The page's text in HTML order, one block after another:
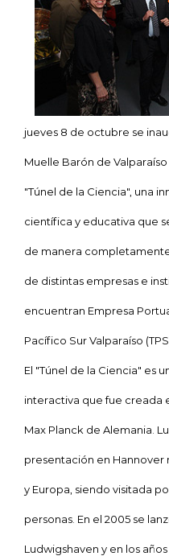
jueves 8 de octubre se
Muelle Barón de
"Túnel de la Ciencia", una
científica y educativa que
de manera
de distintas empresas e
encuentran Empresa
Pacífico Sur Valparaíso
El "Túnel de la Ciencia" es
interactiva que fue creada
Max Planck de Alemania.
presentación en Hannover
y Europa, siendo visitada
personas. En el 2005 se
Ludwigshaven y en los